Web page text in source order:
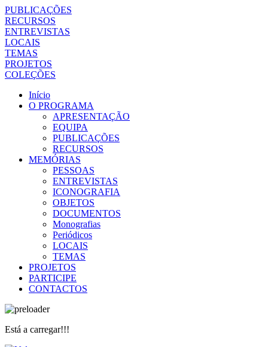
PUBLICAÇÕES
RECURSOS
ENTREVISTAS
LOCAIS
TEMAS
PROJETOS
COLEÇÕES
Início
O PROGRAMA
APRESENTAÇÃO
EQUIPA
PUBLICAÇÕES
RECURSOS
MEMÓRIAS
PESSOAS
ENTREVISTAS
ICONOGRAFIA
OBJETOS
DOCUMENTOS
Monografias
Periódicos
LOCAIS
TEMAS
PROJETOS
PARTICIPE
CONTACTOS
Está a carregar!!!